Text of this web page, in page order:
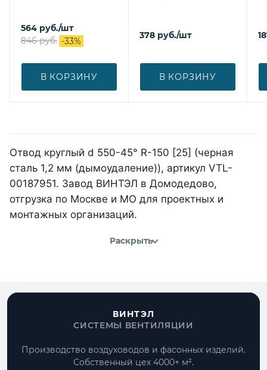
564 руб./шт
846руб. -33%
В КОРЗИНУ
378 руб./шт
В КОРЗИНУ
Отвод круглый d 550-45° R-150 [25] (черная
сталь 1,2 мм (дымоудаление)), артикул VTL-
00187951. Завод ВИНТЭЛ в Домодедово,
отгрузка по Москве и МО для проектных и
монтажных организаций.
Раскрыть
ВИНТЭЛ
СИСТЕМЫ ВЕНТИЛЯЦИИ
Производство воздуховодов и фасонных изделий.
Собственный цех 4000+ м².